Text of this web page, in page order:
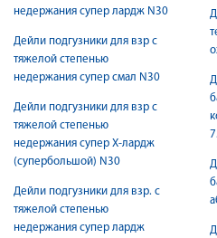
недержания супер лардж N30
Дейли подгузники для взр с
тяжелой степенью
недержания супер смал N30
Дейли подгузники для взр с
тяжелой степенью
недержания супер Х-лардж
(супербольшой) N30
Дейли подгузники для взр. с
тяжелой степенью
недержания супер лардж